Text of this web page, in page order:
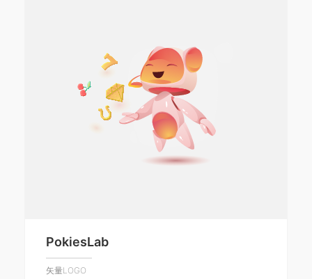
PokiesLab
矢量LOGO